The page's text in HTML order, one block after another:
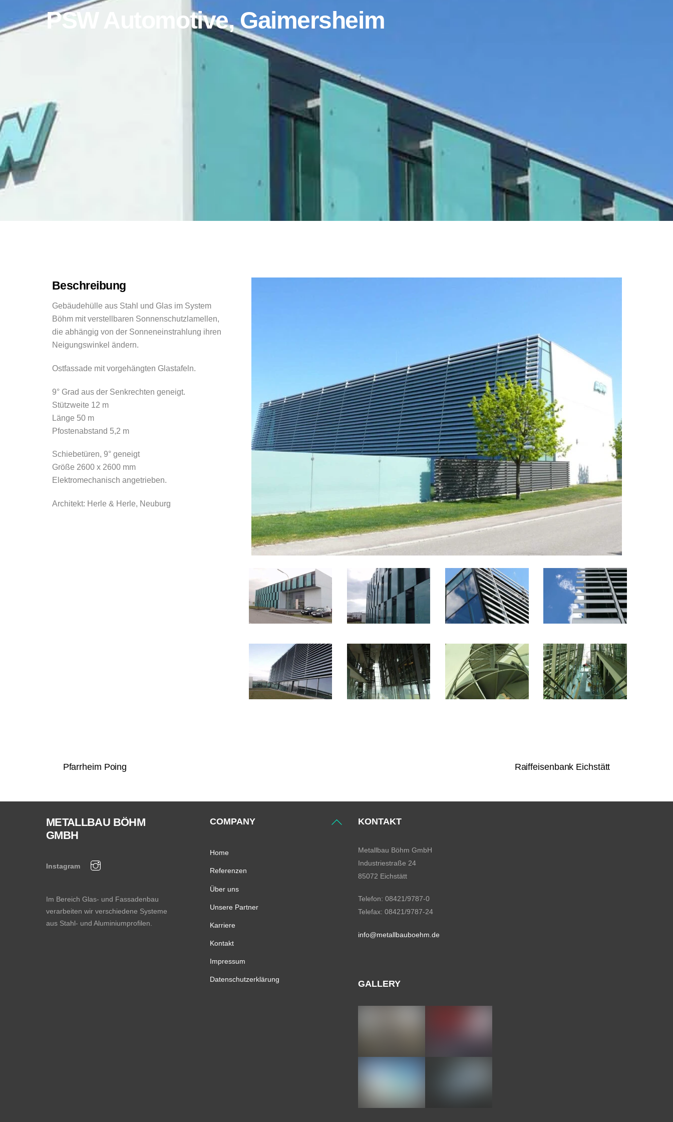
PSW Automotive, Gaimersheim
Beschreibung
Gebäudehülle aus Stahl und Glas im System
Böhm mit verstellbaren Sonnenschutzlamellen,
die abhängig von der Sonneneinstrahlung ihren
Neigungswinkel ändern.
Ostfassade mit vorgehängten Glastafeln.
9° Grad aus der Senkrechten geneigt.
Stützweite 12 m
Länge 50 m
Pfostenabstand 5,2 m
Schiebetüren, 9° geneigt
Größe 2600 x 2600 mm
Elektromechanisch angetrieben.
Architekt: Herle & Herle, Neuburg
Pfarrheim Poing Raiffeisenbank Eichstätt
Back
METALLBAU BÖHM
GMBH
Instagram
Im Bereich Glas- und Fassadenbau
verarbeiten wir verschiedene Systeme
aus Stahl- und Aluminiumprofilen.
COMPANY
Home
Referenzen
Über uns
Unsere Partner
Karriere
Kontakt
Impressum
Datenschutzerklärung
KONTAKT
Metallbau Böhm GmbH
Industriestraße 24
85072 Eichstätt
Telefon: 08421/9787-0
Telefax: 08421/9787-24
info@metallbauboehm.de
GALLERY